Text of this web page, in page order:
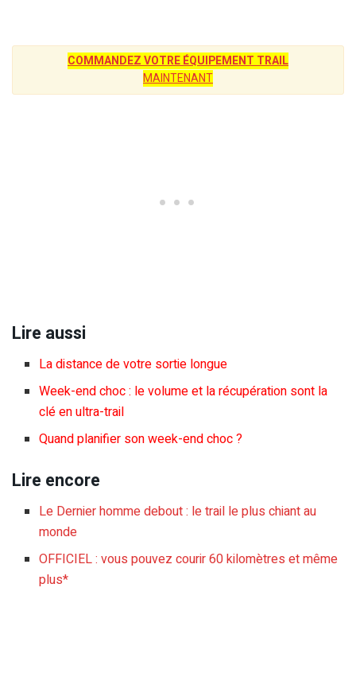
COMMANDEZ VOTRE ÉQUIPEMENT TRAIL
MAINTENANT
Lire aussi
La distance de votre sortie longue
Week-end choc : le volume et la récupération sont la
clé en ultra-trail
Quand planifier son week-end choc ?
Lire encore
Le Dernier homme debout : le trail le plus chiant au
monde
OFFICIEL : vous pouvez courir 60 kilomètres et même
plus*